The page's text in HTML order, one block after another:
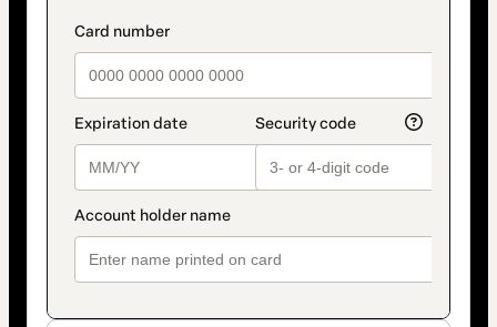
payment_data.section_title_v2
seleccionado
Tarjeta